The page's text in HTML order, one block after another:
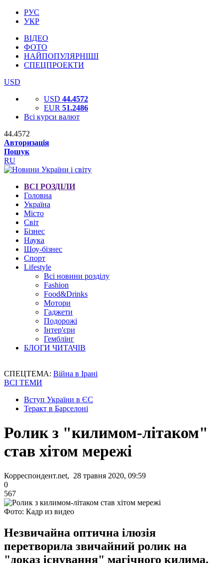
РУС
УКР
ВІДЕО
ФОТО
НАЙПОПУЛЯРНІШІ
СПЕЦПРОЕКТИ
USD
USD 44.4572
EUR 51.2486
Всі курси валют
44.4572
Авторизація
Пошук
RU
ВСІ РОЗДІЛИ
Головна
Україна
Місто
Світ
Бізнес
Наука
Шоу-бізнес
Спорт
Lifestyle
Всі новини розділу
Fashion
Food&Drinks
Мотори
Гаджети
Подорожі
Інтер'єри
Гемблінг
БЛОГИ ЧИТАЧІВ
СПЕЦТЕМА: Війна в Ірані
ВСІ ТЕМИ
Вступ України в ЄС
Теракт в Барселоні
Ролик з "килимом-літаком"
став хітом мережі
Корреспондент.net, 28 травня 2020, 09:59
0
567
Фото: Кадр из видео
Незвичайна оптична ілюзія
перетворила звичайний ролик на
"доказ існування" магічного килима.